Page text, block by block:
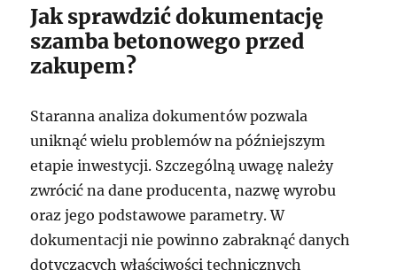
Jak sprawdzić dokumentację
szamba betonowego przed
zakupem?
Staranna analiza dokumentów pozwala
uniknąć wielu problemów na późniejszym
etapie inwestycji. Szczególną uwagę należy
zwrócić na dane producenta, nazwę wyrobu
oraz jego podstawowe parametry. W
dokumentacji nie powinno zabraknąć danych
dotyczących właściwości technicznych